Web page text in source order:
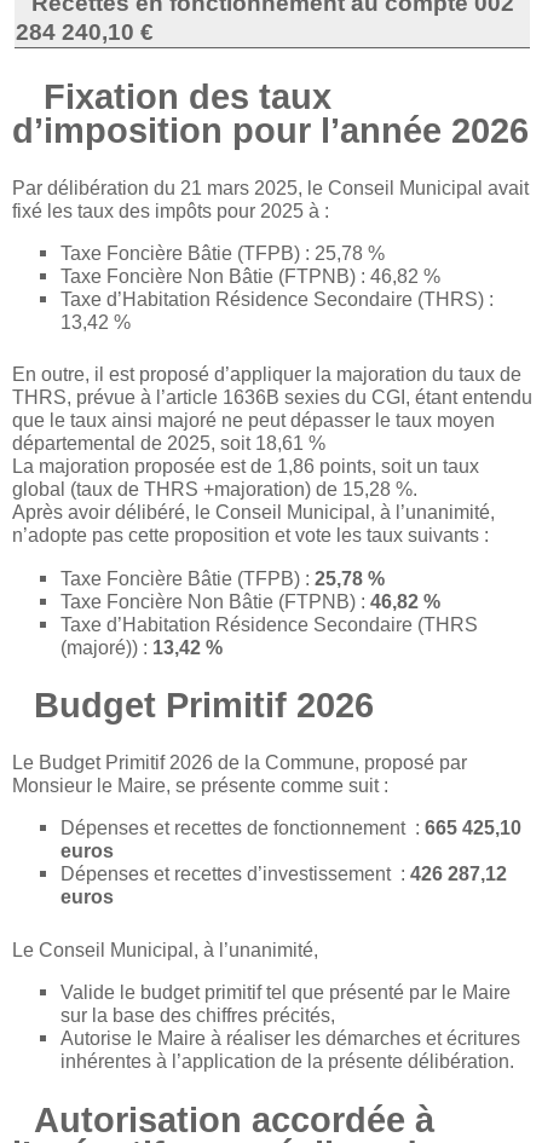
284 240,10 €
Fixation des taux
d’imposition pour l’année 2026
Par délibération du 21 mars 2025, le Conseil Municipal avait
fixé les taux des impôts pour 2025 à :
Taxe Foncière Bâtie (TFPB) : 25,78 %
Taxe Foncière Non Bâtie (FTPNB) : 46,82 %
Taxe d’Habitation Résidence Secondaire (THRS) :
13,42 %
En outre, il est proposé d’appliquer la majoration du taux de
THRS, prévue à l’article 1636B sexies du CGI, étant entendu
que le taux ainsi majoré ne peut dépasser le taux moyen
départemental de 2025, soit 18,61 %
La majoration proposée est de 1,86 points, soit un taux
global (taux de THRS +majoration) de 15,28 %.
Après avoir délibéré, le Conseil Municipal, à l’unanimité,
n’adopte pas cette proposition et vote les taux suivants :
Taxe Foncière Bâtie (TFPB) : 25,78 %
Taxe Foncière Non Bâtie (FTPNB) : 46,82 %
Taxe d’Habitation Résidence Secondaire (THRS
(majoré)) : 13,42 %
Budget Primitif 2026
Le Budget Primitif 2026 de la Commune, proposé par
Monsieur le Maire, se présente comme suit :
Dépenses et recettes de fonctionnement : 665 425,10
euros
Dépenses et recettes d’investissement : 426 287,12
euros
Le Conseil Municipal, à l’unanimité,
Valide le budget primitif tel que présenté par le Maire
sur la base des chiffres précités,
Autorise le Maire à réaliser les démarches et écritures
inhérentes à l’application de la présente délibération.
Autorisation accordée à